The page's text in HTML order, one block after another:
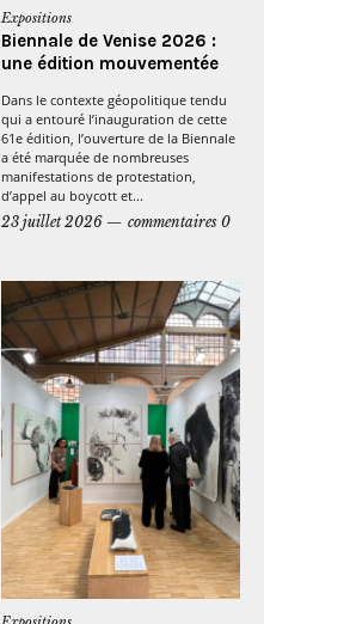
Expositions
Biennale de Venise 2026 :
une édition mouvementée
Dans le contexte géopolitique tendu
qui a entouré l’inauguration de cette
61e édition, l’ouverture de la Biennale
a été marquée de nombreuses
manifestations de protestation,
d’appel au boycott et...
23 juillet 2026
commentaires 0